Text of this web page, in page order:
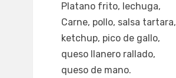
Platano frito, lechuga,
Carne, pollo, salsa tartara,
ketchup, pico de gallo,
queso llanero rallado,
queso de mano.